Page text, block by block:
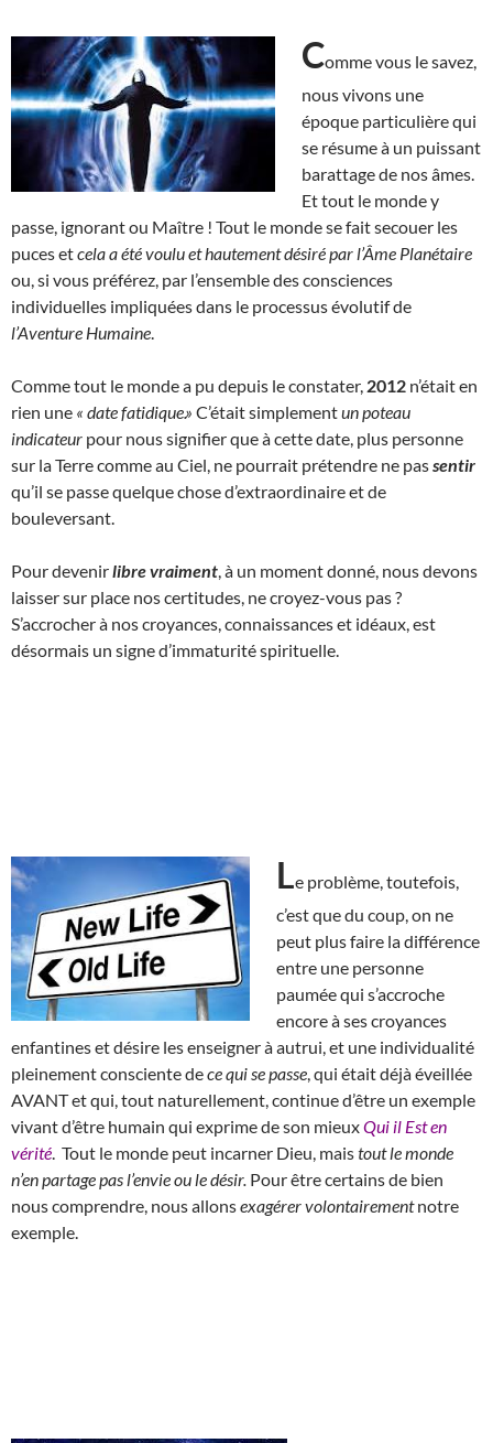
Comme vous le savez,
nous vivons une
époque particulière qui
se résume à un puissant
barattage de nos âmes.
Et tout le monde y
passe, ignorant ou Maître ! Tout le monde se fait secouer les
puces etcela a été voulu et hautement désiré par l’Âme Planétaire
ou, si vous préférez, par l’ensemble des consciences
individuelles impliquées dans le processus évolutif de
l’Aventure Humaine
Comme tout le monde a pu depuis le constater, 2012 n’était en
rien une « date fatidique.» C’était simplementun poteau
indicateur pour nous signifier que à cette date, plus personne
sur la Terre comme au Ciel, ne pourrait prétendre ne passentir
qu’il se passe quelque chose d’extraordinaire et de
bouleversant.
Pour devenirlibre vraiment , à un moment donné, nous devons
laisser sur place nos certitudes, ne croyez-vous pas ?
S’accrocher à nos croyances, connaissances et idéaux, est
désormais un signe d’immaturité spirituelle.
Le problème, toutefois,
c’est que du coup, on ne
peut plus faire la différence
entre une personne
paumée qui s’accroche
encore à ses croyances
enfantines et désire les enseigner à autrui, et une individualité
pleinement consciente dece qui se passe , qui était déjà éveillée
AVANT et qui, tout naturellement, continue d’être un exemple
vivant d’être humain qui exprime de son mieuxQui il Est en
vérité . Tout le monde peut incarner Dieu, maistout le monde
n’en partage pas l’envie ou le désir. Pour être certains de bien
nous comprendre, nous allonsexagérer volontairementnotre
exemple.